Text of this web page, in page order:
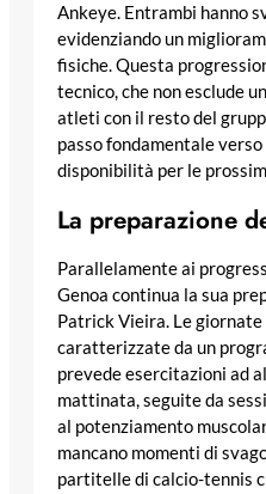
Ankeye. Entrambi hanno
evidenziando un
fisiche. Questa
tecnico, che non esclude
atleti con il resto del
passo fondamentale
disponibilità per le
La preparazione
Parallelamente ai
Genoa continua la sua
Patrick Vieira. Le giornate
caratterizzate da un
prevede esercitazioni ad
mattinata, seguite da
al potenziamento
mancano momenti di
partitelle di calcio-tennis